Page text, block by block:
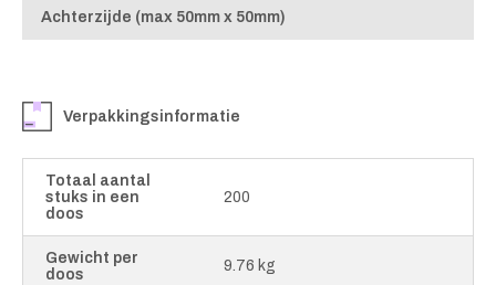
Achterzijde (max 50mm x 50mm)
Verpakkingsinformatie
Totaal aantal
stuks in een
doos
200
Gewicht per
doos
9.76 kg